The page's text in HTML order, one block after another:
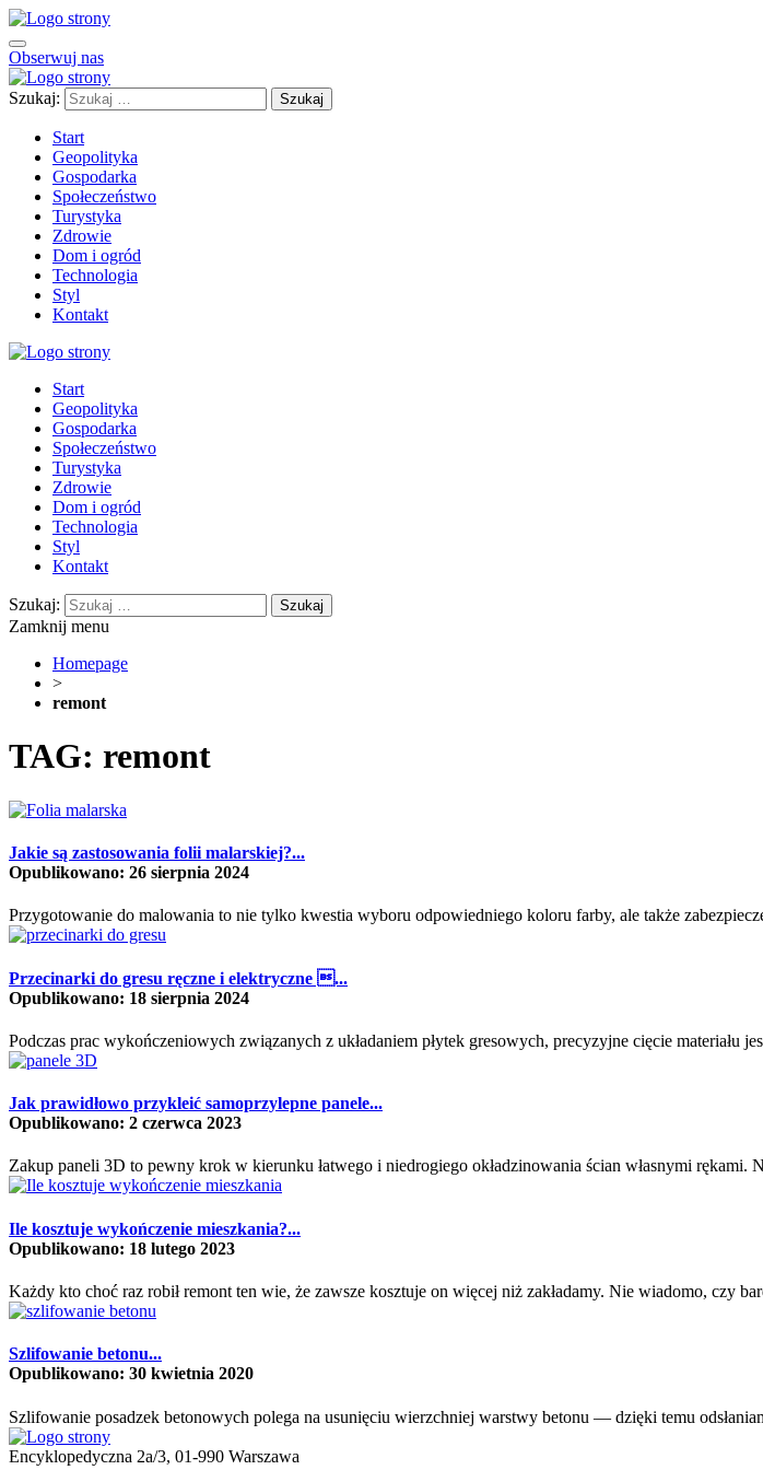
Obserwuj nas
Szukaj:
Start
Geopolityka
Gospodarka
Społeczeństwo
Turystyka
Zdrowie
Dom i ogród
Technologia
Styl
Kontakt
Start
Geopolityka
Gospodarka
Społeczeństwo
Turystyka
Zdrowie
Dom i ogród
Technologia
Styl
Kontakt
Szukaj:
Zamknij menu
Homepage
>
remont
TAG: remont
Jakie są zastosowania folii malarskiej?...
Opublikowano: 26 sierpnia 2024
Przygotowanie do malowania to nie tylko kwestia wyboru odpowiedniego koloru farby, ale także
Przecinarki do gresu ręczne i elektryczne ...
Opublikowano: 18 sierpnia 2024
Podczas prac wykończeniowych związanych z układaniem płytek gresowych, precyzyjne cięcie materiału
Jak prawidłowo przykleić samoprzylepne panele...
Opublikowano: 2 czerwca 2023
Zakup paneli 3D to pewny krok w kierunku łatwego i niedrogiego okładzinowania ścian własnymi rękami.
Ile kosztuje wykończenie mieszkania?...
Opublikowano: 18 lutego 2023
Każdy kto choć raz robił remont ten wie, że zawsze kosztuje on więcej niż zakładamy. Nie wiadomo, czy
Szlifowanie betonu...
Opublikowano: 30 kwietnia 2020
Szlifowanie posadzek betonowych polega na usunięciu wierzchniej warstwy betonu — dzięki temu
Encyklopedyczna 2a/3, 01-990 Warszawa